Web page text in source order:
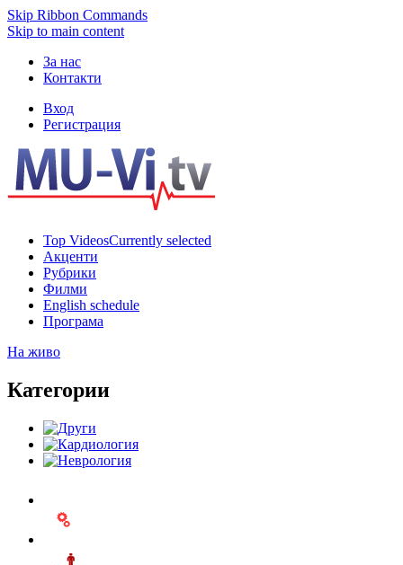
Skip Ribbon Commands
Skip to main content
За нас
Контакти
Вход
Регистрация
Top VideosCurrently selected
Акценти
Рубрики
Филми
English schedule
Програма
На живо
Категории